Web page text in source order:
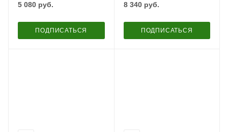
5 080 руб.
ПОДПИСАТЬСЯ
8 340руб.
ПОДПИСАТЬСЯ